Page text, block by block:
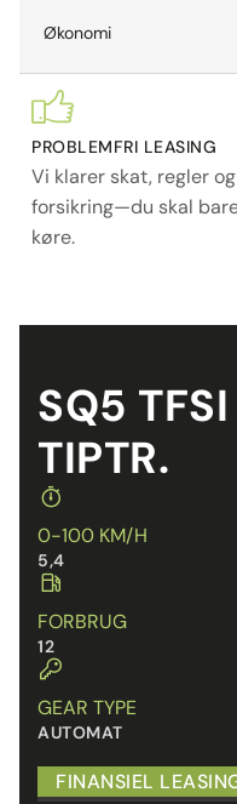
Økonomi
PROBLEMFRI LEASING
Vi klarer skat, regler og
forsikring—du skal
køre.
SQ5
TIPTR.
0-100 KM/H
5,4
FORBRUG
12
GEAR TYPE
AUTOMAT
FINANSIEL